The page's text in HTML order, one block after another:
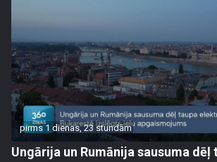
pirms 1 dienas, 23 stundām
Ungārija un Rumānija sausuma